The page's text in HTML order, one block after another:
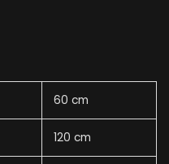
60 cm
120 cm